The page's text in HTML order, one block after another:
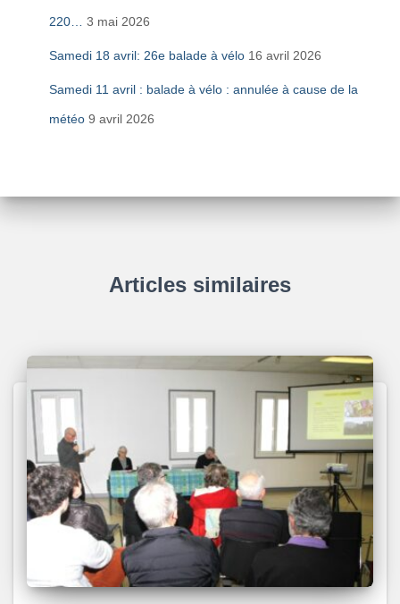
220… 3 mai 2026
Samedi 18 avril: 26e balade à vélo 16 avril 2026
Samedi 11 avril : balade à vélo : annulée à cause de la
météo 9 avril 2026
Articles similaires